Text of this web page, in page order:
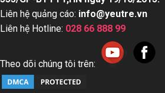
Liên hệ quảng cáo: info@yeutre.vn
Liên hệ Hotline: 028 66 888 99
Theo dõi chúng tôi trên: